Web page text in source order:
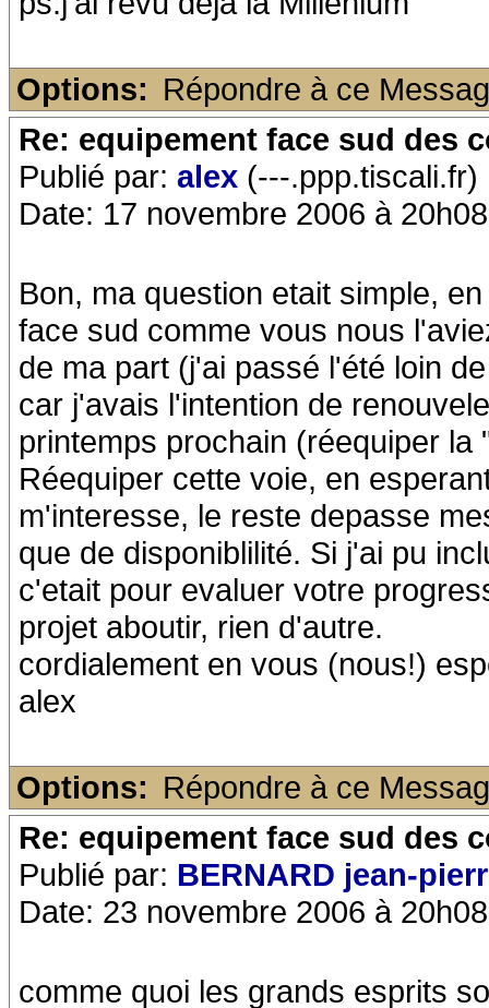
Options: Répondre à ce
Re: equipement face sud des
Publié par: alex (---.ppp.tiscali.fr)
Date: 17 novembre 2006 à 20h08
Bon, ma question etait simple,
face sud comme vous nous
de ma part (j'ai passé l'été loin
car j'avais l'intention de
printemps prochain (réequiper la
Réequiper cette voie, en
m'interesse, le reste depasse
que de disponiblilité. Si j'ai pu
c'etait pour evaluer votre
projet aboutir, rien d'autre.
cordialement en vous (nous!)
alex
Options: Répondre à ce
Re: equipement face sud des
Publié par: BERNARD jean-
Date: 23 novembre 2006 à 20h08
comme quoi les grands esprits